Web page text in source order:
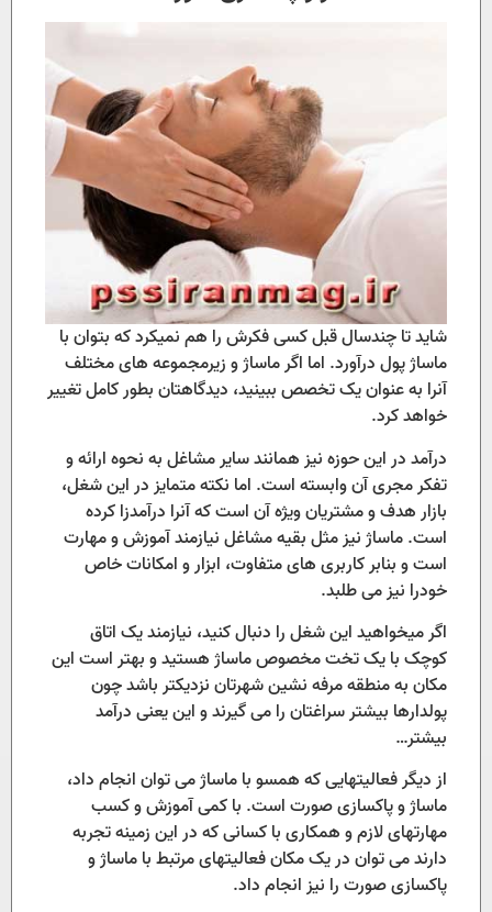
شاید تا چندسال قبل کسی فکرش را هم نمیکرد که بتوان با
ماساژ پول درآورد. اما اگر ماساژ و زیرمجموعه های مختلف
آنرا به عنوان یک تخصص ببینید، دیدگاهتان بطور کامل تغییر
خواهد کرد.
درآمد در این حوزه نیز همانند سایر مشاغل به نحوه ارائه و
تفکر مجری آن وابسته است. اما نکته متمایز در این شغل،
بازار هدف و مشتریان ویژه آن است که آنرا درآمدزا کرده
است. ماساژ نیز مثل بقیه مشاغل نیازمند آموزش و مهارت
است و بنابر کاربری های متفاوت، ابزار و امکانات خاص
خودرا نیز می طلبد.
اگر میخواهید این شغل را دنبال کنید، نیازمند یک اتاق
کوچک با یک تخت مخصوص ماساژ هستید و بهتر است این
مکان به منطقه مرفه نشین شهرتان نزدیکتر باشد چون
پولدارها بیشتر سراغتان را می گیرند و این یعنی درآمد
بیشتر…
از دیگر فعالیتهایی که همسو با ماساژ می توان انجام داد،
ماساژ و پاکسازی صورت است. با کمی آموزش و کسب
مهارتهای لازم و همکاری با کسانی که در این زمینه تجربه
دارند می توان در یک مکان فعالیتهای مرتبط با ماساژ و
پاکسازی صورت را نیز انجام داد.